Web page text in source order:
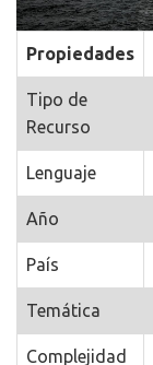
Propiedades
Tipo de
Recurso
Lenguaje
Año
País
Temática
Complejidad